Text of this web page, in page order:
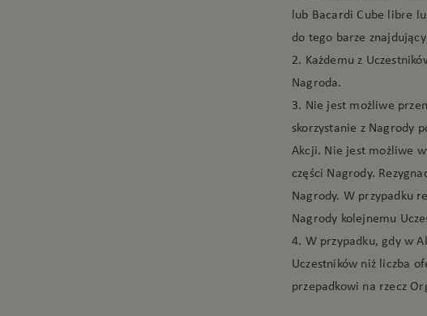
lub Bacardi Cube libre
do tego barze
2. Każdemu z
Nagroda.
3. Nie jest możliwe
skorzystanie z Nagrody
Akcji. Nie jest możliwe
części Nagrody.
Nagrody. W przypadku
Nagrody kolejnemu
4. W przypadku, gdy w
Uczestników niż liczba
przepadkowi na rzecz